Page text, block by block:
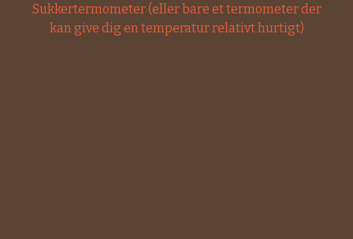
Sukkertermometer (eller bare et termometer der
kan give dig en temperatur relativt hurtigt)